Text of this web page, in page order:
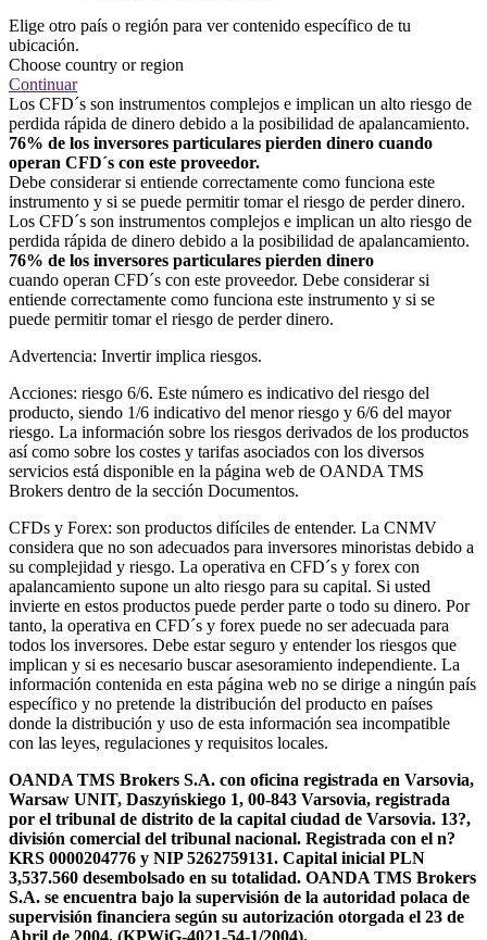
Elige otro país o región para ver contenido específico de tu
ubicación.
Choose country or region
Continuar
Los CFD´s son instrumentos complejos e implican un alto riesgo de
perdida rápida de dinero debido a la posibilidad de apalancamiento.
76% de los inversores particulares pierden dinero cuando
operan CFD´s con este proveedor.
Debe considerar si entiende correctamente como funciona este
instrumento y si se puede permitir tomar el riesgo de perder dinero.
Los CFD´s son instrumentos complejos e implican un alto riesgo de
perdida rápida de dinero debido a la posibilidad de apalancamiento.
76% de los inversores particulares pierden dinero
cuando operan CFD´s con este proveedor. Debe considerar si
entiende correctamente como funciona este instrumento y si se
puede permitir tomar el riesgo de perder dinero.
Advertencia: Invertir implica riesgos.
Acciones: riesgo 6/6. Este número es indicativo del riesgo del
producto, siendo 1/6 indicativo del menor riesgo y 6/6 del mayor
riesgo. La información sobre los riesgos derivados de los productos
así como sobre los costes y tarifas asociados con los diversos
servicios está disponible en la página web de OANDA TMS
Brokers dentro de la sección Documentos.
CFDs y Forex: son productos difíciles de entender. La CNMV
considera que no son adecuados para inversores minoristas debido a
su complejidad y riesgo. La operativa en CFD´s y forex con
apalancamiento supone un alto riesgo para su capital. Si usted
invierte en estos productos puede perder parte o todo su dinero. Por
tanto, la operativa en CFD´s y forex puede no ser adecuada para
todos los inversores. Debe estar seguro y entender los riesgos que
implican y si es necesario buscar asesoramiento independiente. La
información contenida en esta página web no se dirige a ningún país
específico y no pretende la distribución del producto en países
donde la distribución y uso de esta información sea incompatible
con las leyes, regulaciones y requisitos locales.
OANDA TMS Brokers S.A. con oficina registrada en Varsovia,
Warsaw UNIT, Daszyńskiego 1, 00-843 Varsovia, registrada
por el tribunal de distrito de la capital ciudad de Varsovia. 13?,
división comercial del tribunal nacional. Registrada con el n?
KRS 0000204776 y NIP 5262759131. Capital inicial PLN
3,537.560 desembolsado en su totalidad. OANDA TMS Brokers
S.A. se encuentra bajo la supervisión de la autoridad polaca de
supervisión financiera según su autorización otorgada el 23 de